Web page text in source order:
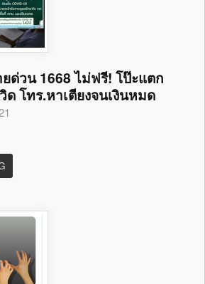
ด่วน 1668 ไม่ฟรี! โป๊ะแตก
โทร.หาเตียงจนเงินหมด